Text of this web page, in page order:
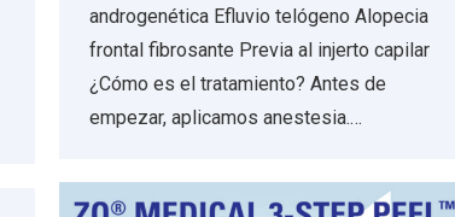
androgenética Efluvio telógeno Alopecia
frontal fibrosante Previa al injerto capilar
¿Cómo es el tratamiento? Antes de
empezar, aplicamos anestesia.…